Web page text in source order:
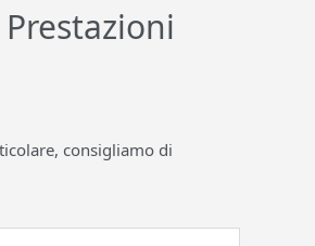
consigliamo di